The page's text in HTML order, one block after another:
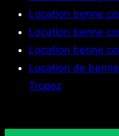
Location benne
Location benne
Location benne
Location de
Tropez